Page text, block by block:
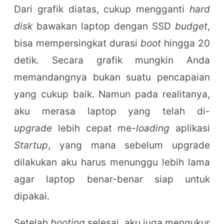
Dari grafik diatas, cukup menggantihard
disk bawakan laptop dengan SSD budget,
bisa mempersingkat durasi boot hingga 20
detik. Secara grafik mungkin Anda
memandangnya bukan suatu pencapaian
yang cukup baik. Namun pada realitanya,
aku merasa laptop yang telah di-
upgrade lebih cepat me-loading aplikasi
Startup, yang mana sebelum upgrade
dilakukan aku harus menunggu lebih lama
agar laptop benar-benar siap untuk
dipakai.